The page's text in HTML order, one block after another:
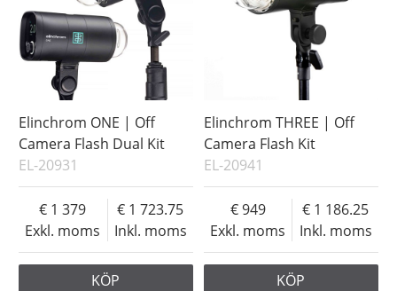
Elinchrom ONE | Off
Camera Flash Dual Kit
EL-20931
Exkl. moms
1 379
Inkl. moms
1 723.75
KÖP
Elinchrom THREE | Off
Camera Flash Kit
EL-20941
Exkl. moms
949
Inkl. moms
1 186.25
KÖP